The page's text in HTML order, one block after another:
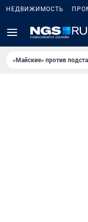
НЕДВИЖИМОСТЬ
«Майские» против